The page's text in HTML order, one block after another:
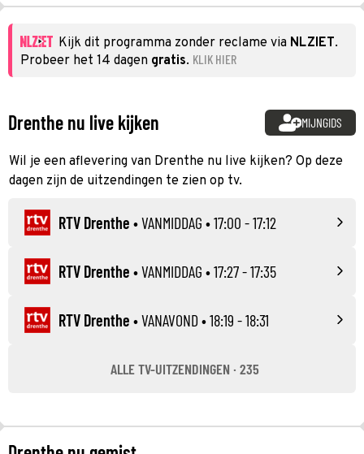
Kijk dit programma zonder reclame via NLZIET.
Probeer het 14 dagen gratis. KLIK HIER
Drenthe nu live kijken MIJNGIDS
Wil je een aflevering van Drenthe nu live kijken? Op deze
dagen zijn de uitzendingen te zien op tv.
RTV Drenthe •VANMIDDAG • 17:00 - 17:12
RTV Drenthe •VANMIDDAG • 17:27 - 17:35
RTV Drenthe •VANAVOND • 18:19 - 18:31
ALLE TV-UITZENDINGEN · 235